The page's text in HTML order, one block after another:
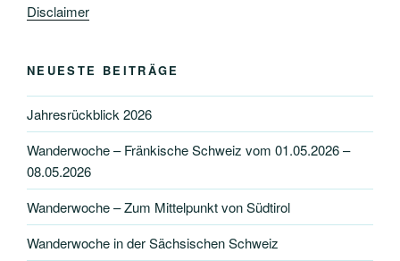
Disclaimer
NEUESTE BEITRÄGE
Jahresrückblick 2026
Wanderwoche – Fränkische Schweiz vom 01.05.2026 –
08.05.2026
Wanderwoche – Zum Mittelpunkt von Südtirol
Wanderwoche in der Sächsischen Schweiz